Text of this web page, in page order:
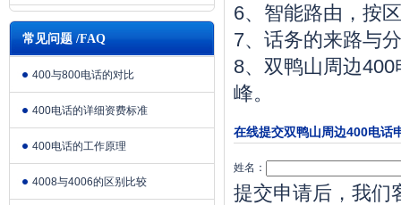
常见问题 /FAQ
400与800电话的对比
400电话的详细资费标准
400电话的工作原理
4008与4006的区别比较
6、智能路由，按
7、话务的来路与
8、双鸭山周边
峰。
在线提交双鸭山周边400电话
姓名：
提交申请后，我们